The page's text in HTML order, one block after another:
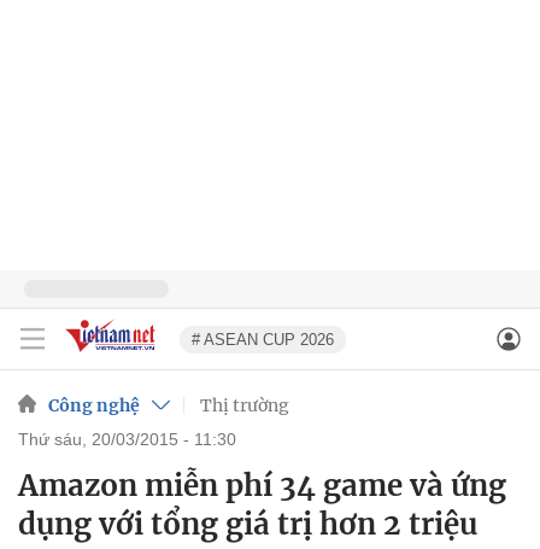
# ASEAN CUP 2026
Công nghệ Thị trường
thứ sáu, 20/03/2015 - 11:30
Amazon miễn phí 34 game và ứng
dụng với tổng giá trị hơn 2 triệu